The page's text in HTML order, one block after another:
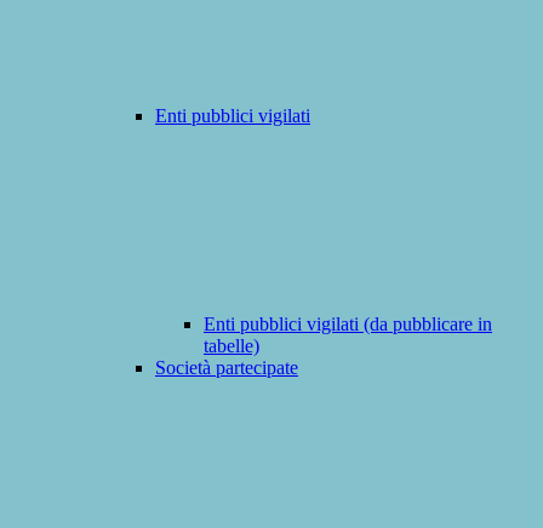
Enti pubblici vigilati
Enti pubblici vigilati (da pubblicare in
tabelle)
Società partecipate